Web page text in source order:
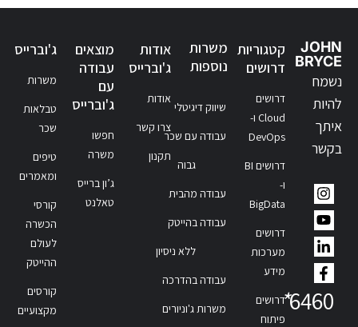
JOHN
BRYCE
נשמח
להיות
איתך
בקשר
6460
*
קטגוריות
דרושים
דרושים
Cloud ו-
DevOps
דרושים BI
ו-
BigData
דרושים
מערכות
מידע
דרושים
פיתוח
משרות
נוספות
שיווק דיגיטלי
עבודה עם שכר
גבוה
עבודה מהבית
עבודה בהייטק
ללא ניסיון
עבודה בהדרכה
משרות ג'וניורים
אודות
ג'וברייס
אודות
צרו קשר
תקנון
מוצאים
עבודה
עם
ג'וברייס
חפשו
משרה
ג’ון ברייס
טאלנט
ג'וברייס
משרות
טבלאות
שכר
טיפים
ומאמרים
קורסי
הכשרה
לעולם
ההייטק
קורסים
מקצועיים